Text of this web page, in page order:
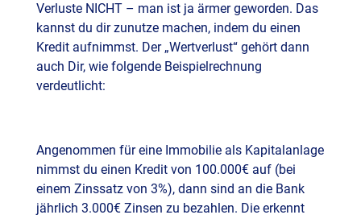
Verluste NICHT – man ist ja ärmer geworden. Das
kannst du dir zunutze machen, indem du einen
Kredit aufnimmst. Der „Wertverlust“ gehört dann
auch Dir, wie folgende Beispielrechnung
verdeutlicht:
Angenommen für eine Immobilie als Kapitalanlage
nimmst du einen Kredit von 100.000€ auf (bei
einem Zinssatz von 3%), dann sind an die Bank
jährlich 3.000€ Zinsen zu bezahlen. Die erkennt